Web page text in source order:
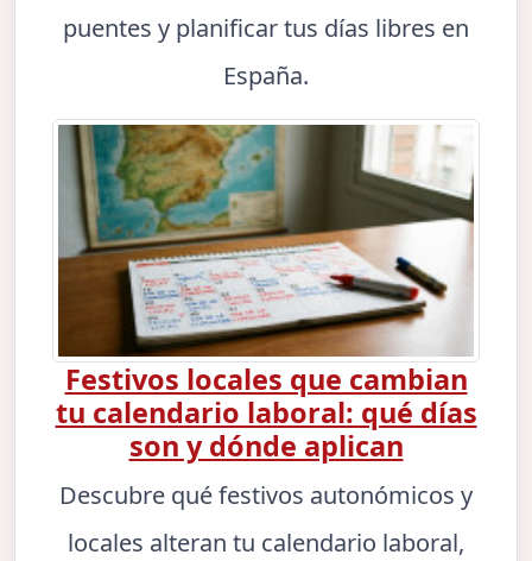
puentes y planificar tus días libres en
España.
Festivos locales que cambian
tu calendario laboral: qué días
son y dónde aplican
Descubre qué festivos autonómicos y
locales alteran tu calendario laboral,